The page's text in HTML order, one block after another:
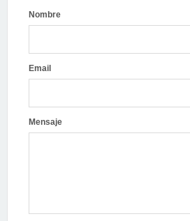
Nombre
Email
Mensaje